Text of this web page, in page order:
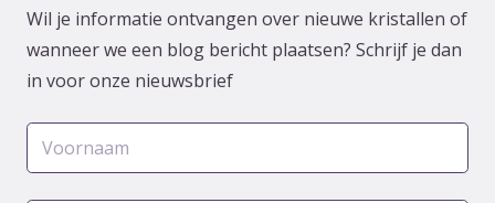
Wil je informatie ontvangen over nieuwe kristallen of
wanneer we een blog bericht plaatsen? Schrijf je dan
in voor onze nieuwsbrief